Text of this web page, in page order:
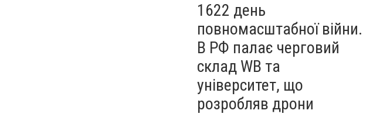
1622 день
повномасштабної війни.
В РФ палає черговий
склад WB та
університет, що
розробляв дрони